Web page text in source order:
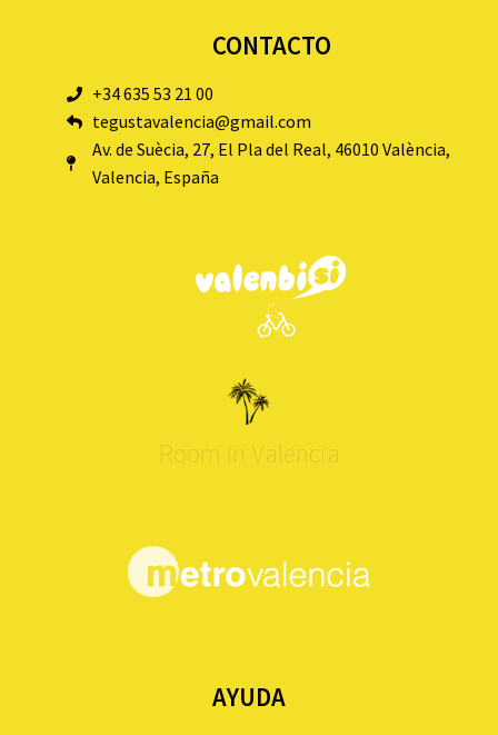
CONTACTO
+34 635 53 21 00
tegustavalencia@gmail.com
Av. de Suècia, 27, El Pla del Real, 46010 València,
Valencia, España
Room In Valencia
AYUDA